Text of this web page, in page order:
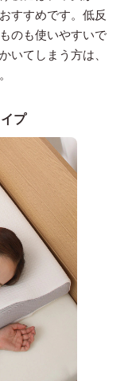
すすめです。低反
のも使いやすいで
いてしまう方は、
プ